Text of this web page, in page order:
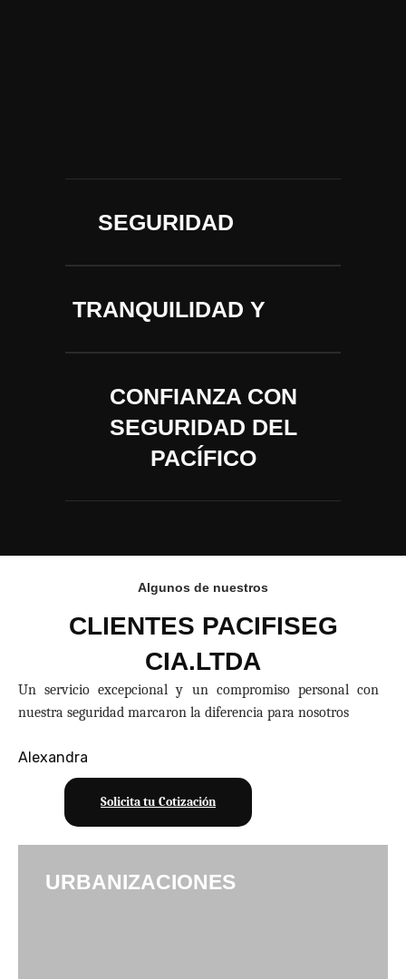
SEGURIDAD
TRANQUILIDAD Y
CONFIANZA CON
SEGURIDAD DEL
PACÍFICO
Algunos de nuestros
CLIENTES PACIFISEG
CIA.LTDA
Un servicio excepcional y un compromiso personal con
nuestra seguridad marcaron la diferencia para nosotros
Alexandra
Solicita tu Cotización
URBANIZACIONES